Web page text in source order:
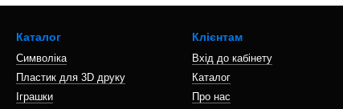
Каталог
Символіка
Пластик для 3D друку
Іграшки
Клієнтам
Вхід до кабінету
Каталог
Про нас